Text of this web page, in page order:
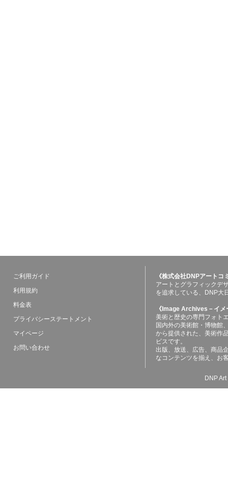
ご利用ガイド
利用規約
料金表
プライバシーステートメント
マイページ
お問い合わせ
《株式会社DNPアート
アートとグラフィックデ
を追求している、DNP大
《Image Archives－イ
美術と歴史の専門フォト
国内外の美術館・博物館
から提供された、美術作
ビスです。
出版、放送、広告、商品
なコンテンツを揃え、お
DNP